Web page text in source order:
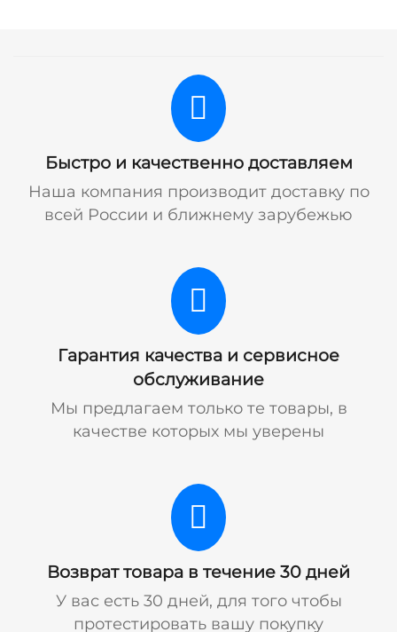
Быстро и качественно доставляем
Наша компания производит доставку по
всей России и ближнему зарубежью
Гарантия качества и сервисное
обслуживание
Мы предлагаем только те товары, в
качестве которых мы уверены
Возврат товара в течение 30 дней
У вас есть 30 дней, для того чтобы
протестировать вашу покупку